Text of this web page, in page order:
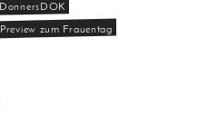
DonnersDOK
Preview zum Frauentag